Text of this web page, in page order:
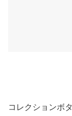
コレクションボ